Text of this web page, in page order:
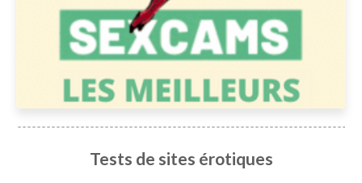
Tests de sites érotiques